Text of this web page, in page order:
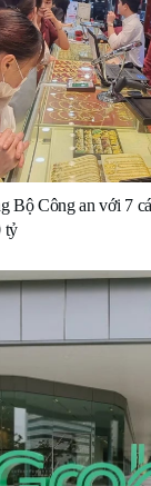
Bộ Công an với 7
tỷ